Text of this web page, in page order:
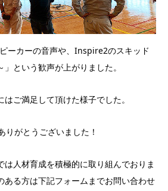
ーカーの音声や、Inspire2のスキッド
という歓声が上がりました。
ご満足して頂けた様子でした。
りがとうございました！
は人材育成を積極的に取り組んでおりま
ある方は下記フォームまでお問い合わせ